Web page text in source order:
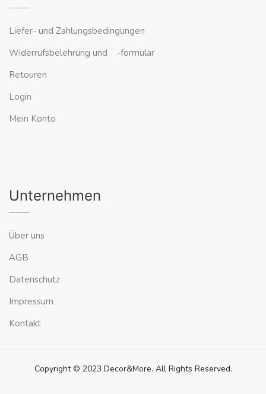
Liefer- und Zahlungsbedingungen
Widerrufsbelehrung und -formular
Retouren
Login
Mein Konto
Unternehmen
Über uns
AGB
Datenschutz
Impressum
Kontakt
Copyright © 2023 Decor&More. All Rights Reserved.